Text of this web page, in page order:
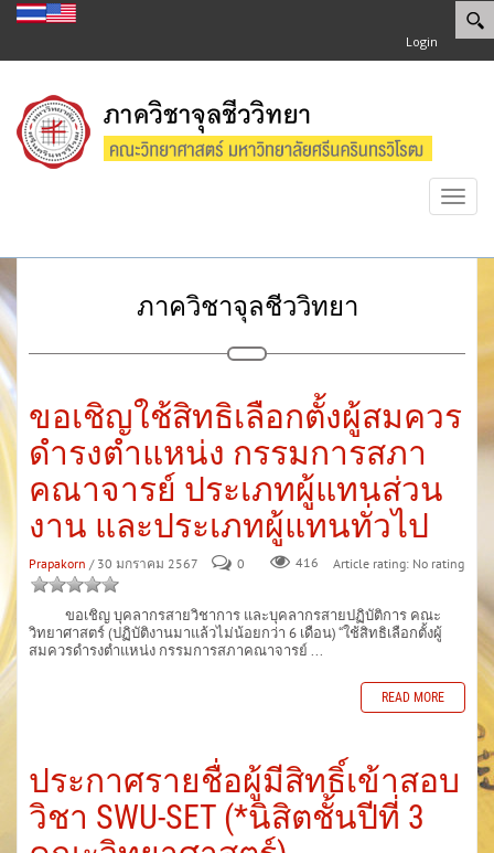
Login
ภาควิชาจุลชีววิทยา
ขอเชิญใช้สิทธิเลือกตั้งผู้สมควร
ดำรงตำแหน่ง กรรมการสภา
คณาจารย์ ประเภทผู้แทนส่วน
งาน และประเภทผู้แทนทั่วไป
Prapakorn / 30 มกราคม 2567 0 416 Article rating: No rating
ขอเชิญ บุคลากรสายวิชาการ และบุคลากรสายปฏิบัติการ คณะ
วิทยาศาสตร์ (ปฏิบัติงานมาแล้วไม่น้อยกว่า 6 เดือน) “ใช้สิทธิเลือกตั้งผู้
สมควรดำรงตำแหน่ง กรรมการสภาคณาจารย์ ...
READ MORE
ประกาศรายชื่อผู้มีสิทธิ์เข้าสอบ
วิชา SWU-SET (*นิสิตชั้นปีที่ 3